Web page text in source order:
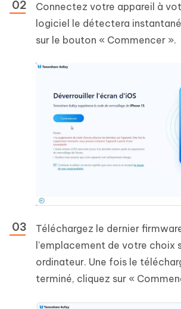
Connectez votre appareil à
logiciel le détectera
sur le bouton « Commencer ».
Téléchargez le dernier
l'emplacement de votre choix
ordinateur. Une fois le
terminé, cliquez sur «